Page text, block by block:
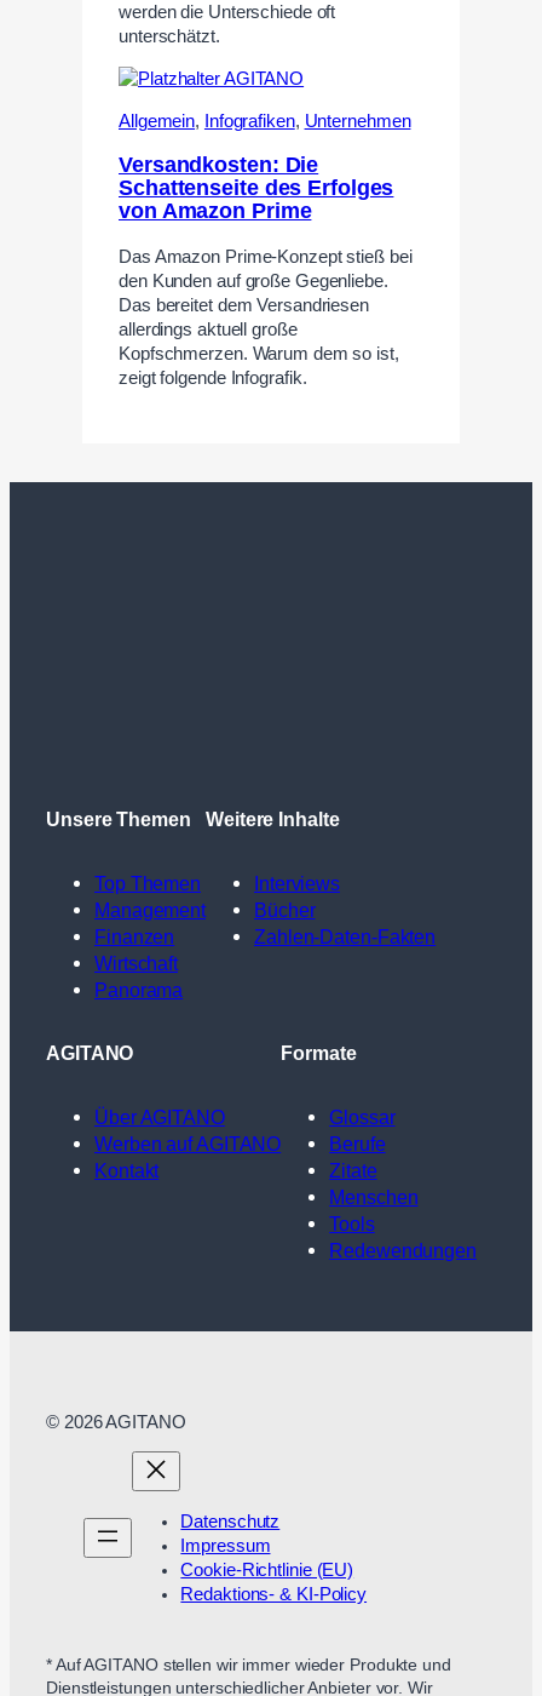
werden die Unterschiede oft
unterschätzt.
Allgemein, Infografiken, Unternehmen
Versandkosten: Die
Schattenseite des Erfolges
von Amazon Prime
Das Amazon Prime-Konzept stieß bei
den Kunden auf große Gegenliebe.
Das bereitet dem Versandriesen
allerdings aktuell große
Kopfschmerzen. Warum dem so ist,
zeigt folgende Infografik.
Unsere Themen
Top Themen
Management
Finanzen
Wirtschaft
Panorama
Weitere Inhalte
Interviews
Bücher
Zahlen-Daten-Fakten
AGITANO
Über AGITANO
Werben auf AGITANO
Kontakt
Formate
Glossar
Berufe
Zitate
Menschen
Tools
Redewendungen
© 2026 AGITANO
Datenschutz
Impressum
Cookie-Richtlinie (EU)
Redaktions- & KI-Policy
* Auf AGITANO stellen wir immer wieder Produkte und
Dienstleistungen unterschiedlicher Anbieter vor. Wir